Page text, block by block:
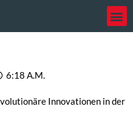
6:18 A.m.
Innovationen in der